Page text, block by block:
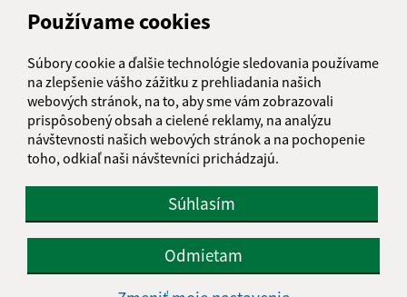
Používame cookies
Súbory cookie a ďalšie technológie sledovania používame
na zlepšenie vášho zážitku z prehliadania našich
webových stránok, na to, aby sme vám zobrazovali
prispôsobený obsah a cielené reklamy, na analýzu
návštevnosti našich webových stránok a na pochopenie
toho, odkiaľ naši návštevníci prichádzajú.
Súhlasím
Odmietam
Utorok:
07:00 - 11:30
Štvrtok:
07:00 - 11:30 12:00 - 15:00
Piatok:
07:00 - 11:30 12:00 - 15:00
Obedňajšia prestávka:11:30 - 12:00
Kontakt:
Obecný úrad Ulič
Ulič 89
067 67 Ulič